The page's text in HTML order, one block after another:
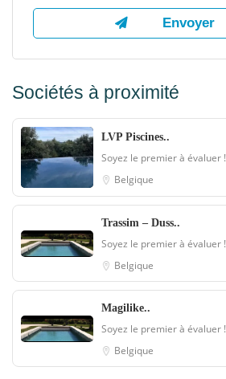
Sociétés à proximité
LVP Piscines..
Soyez le premier à évaluer !
Belgique
Trassim – Duss..
Soyez le premier à évaluer !
Belgique
Magilike..
Soyez le premier à évaluer !
Belgique